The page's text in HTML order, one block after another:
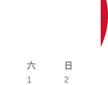
六 日
1
2